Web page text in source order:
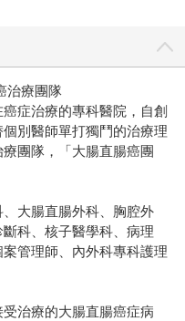
治療團隊
症治療的專科醫院，自創
別醫師單打獨鬥的治療理
團隊，「大腸直腸癌團
大腸直腸外科、胸腔外
科、核子醫學科、病理
管理師、內外科專科護理
治療的大腸直腸癌症病